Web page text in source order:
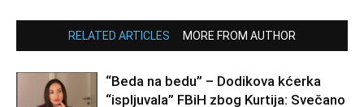
RELATED ARTICLES MORE FROM AUTHOR
“Beda na bedu” – Dodikova kćerka
“ispljuvala” FBiH zbog Kurtija: Svečano